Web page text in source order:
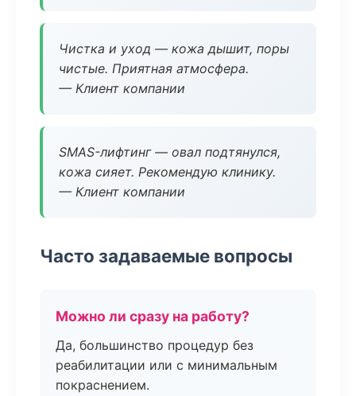
Чистка и уход — кожа дышит, поры
чистые. Приятная атмосфера.
— Клиент компании
SMAS-лифтинг — овал подтянулся,
кожа сияет. Рекомендую клинику.
— Клиент компании
Часто задаваемые вопросы
Можно ли сразу на работу?
Да, большинство процедур без
реабилитации или с минимальным
покраснением.